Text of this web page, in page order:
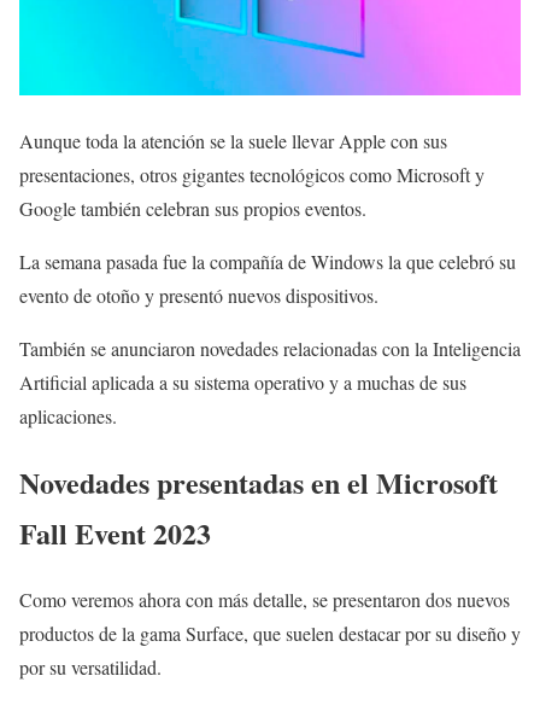
Aunque toda la atención se la suele llevar Apple con sus
presentaciones, otros gigantes tecnológicos como Microsoft y
Google también celebran sus propios eventos.
La semana pasada fue la compañía de Windows la que celebró su
evento de otoño y presentó nuevos dispositivos.
También se anunciaron novedades relacionadas con la Inteligencia
Artificial aplicada a su sistema operativo y a muchas de sus
aplicaciones.
Novedades presentadas en el Microsoft
Fall Event 2023
Como veremos ahora con más detalle, se presentaron dos nuevos
productos de la gama Surface, que suelen destacar por su diseño y
por su versatilidad.